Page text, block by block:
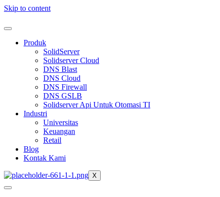
Skip to content
Produk
SolidServer
Solidserver Cloud
DNS Blast
DNS Cloud
DNS Firewall
DNS GSLB
Solidserver Api Untuk Otomasi TI
Industri
Universitas
Keuangan
Retail
Blog
Kontak Kami
X